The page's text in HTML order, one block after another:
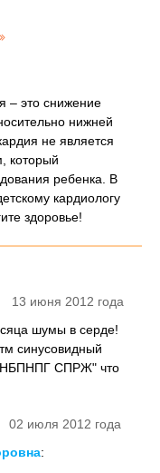
– это снижение
нижней
не является
который
ребенка. В
кардиологу
здоровье!
13 июня 2012 года
шумы в серде!
синусовидный
НБПНПГ СПРЖ" что
02 июля 2012 года
: